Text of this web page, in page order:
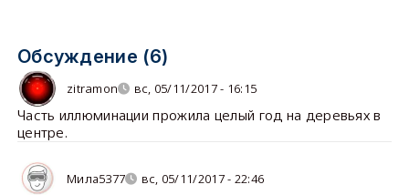
Обсуждение (6)
zitramon вс, 05/11/2017 - 16:15
Часть иллюминации прожила целый год на деревьях в
центре.
Мила5377 вс, 05/11/2017 - 22:46